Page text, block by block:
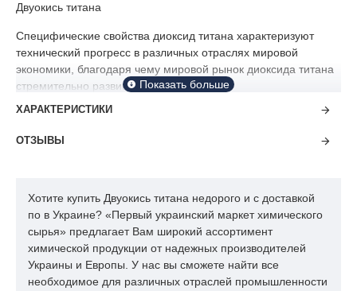
Двуокись титана
Специфические свойства диоксид титана характеризуют
технический прогресс в различных отраслях мировой
экономики, благодаря чему мировой рынок диоксида титана
стремительно развивается.
Химическая формула: TiO2.
Диоксид титана широко используется в качестве белого
и т.д.), в производстве синтетических волокон, резиновых
изделий, пластмасс, термостойкого и оптического стекла,
белой эмали, керамических диэлектриков и т.д
ХАРАКТЕРИСТИКИ
ОТЗЫВЫ
Хотите купить Двуокись титана недорого и с доставкой
по в Украине? «Первый украинский маркет химического
сырья» предлагает Вам широкий ассортимент
химической продукции от надежных производителей
Украины и Европы. У нас вы сможете найти все
необходимое для различных отраслей промышленности